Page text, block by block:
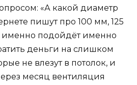
«А какой диаметр
пишут про 100 мм, 125
именно подойдёт именно
деньги на слишком
не влезут в потолок, и
месяц вентиляция